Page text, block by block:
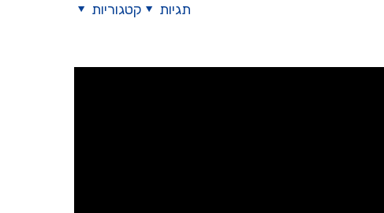
קטגוריות תגיות